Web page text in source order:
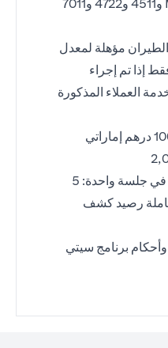
بواسطة MCC 3000-3999 و4511 و4722 و7011
مؤهلة لمعدل
إذا تم إجراء
العملاء المذكورة
في جلسة واحدة: 5
رصيد كشف
برنامج سيتي